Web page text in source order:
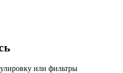
или фильтры